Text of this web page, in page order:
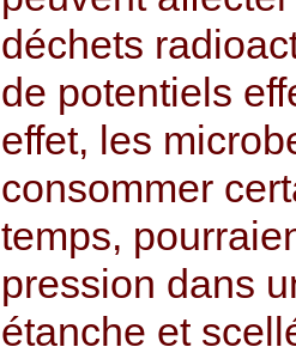
déchets
de potentiels
effet, les
consommer
temps,
pression dans
étanche et